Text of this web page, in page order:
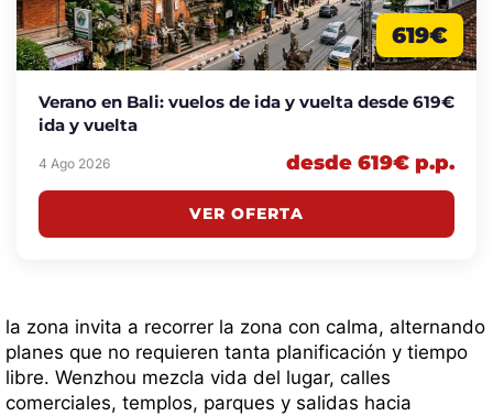
619€
Verano en Bali: vuelos de ida y vuelta desde 619€
ida y vuelta
4 Ago 2026 desde 619€ p.p.
VER OFERTA
la zona invita a recorrer la zona con calma, alternando
planes que no requieren tanta planificación y tiempo
libre. Wenzhou mezcla vida del lugar, calles
comerciales, templos, parques y salidas hacia